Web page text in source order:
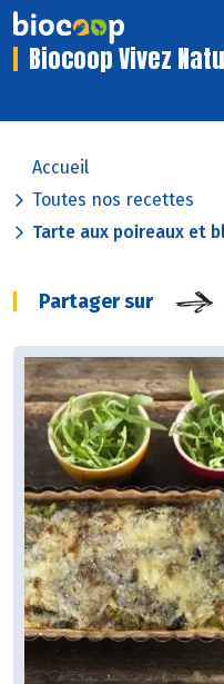
Biocoop Vivez
Accueil
Toutes nos recettes
Tarte aux poireaux et
Partager sur